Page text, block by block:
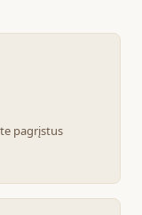
pagrįstus